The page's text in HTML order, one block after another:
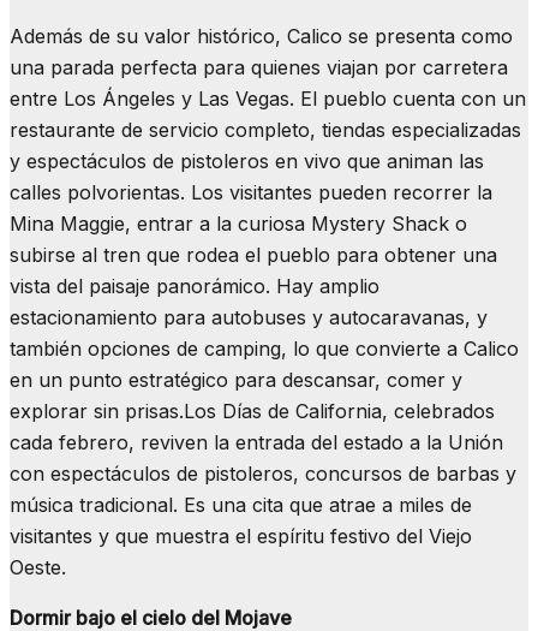
Además de su valor histórico, Calico se presenta como
una parada perfecta para quienes viajan por carretera
entre Los Ángeles y Las Vegas. El pueblo cuenta con un
restaurante de servicio completo, tiendas especializadas
y espectáculos de pistoleros en vivo que animan las
calles polvorientas. Los visitantes pueden recorrer la
Mina Maggie, entrar a la curiosa Mystery Shack o
subirse al tren que rodea el pueblo para obtener una
vista del paisaje panorámico. Hay amplio
estacionamiento para autobuses y autocaravanas, y
también opciones de camping, lo que convierte a Calico
en un punto estratégico para descansar, comer y
explorar sin prisas.Los Días de California, celebrados
cada febrero, reviven la entrada del estado a la Unión
con espectáculos de pistoleros, concursos de barbas y
música tradicional. Es una cita que atrae a miles de
visitantes y que muestra el espíritu festivo del Viejo
Oeste.
Dormir bajo el cielo del Mojave